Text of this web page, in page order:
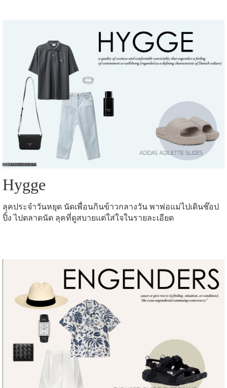
Hygge
ลุคประจำวันหยุด นัดเพื่อนกินข้าวกลางวัน พาพ่อแม่ไปเดินช๊อป
ปิ้ง ไปตลาดนัด ลุคที่ดูสบายแต่ใส่ใจในรายละเอียด